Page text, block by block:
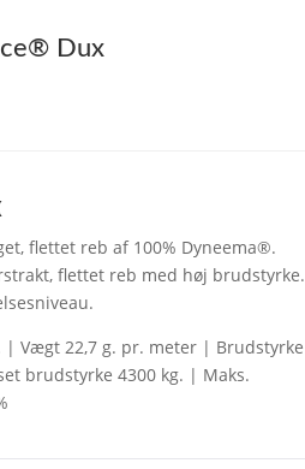
Dux
flettet reb af 100% Dyneema®.
flettet reb med høj brudstyrke.
| Vægt 22,7 g. pr. meter | Brudstyrke
brudstyrke 4300 kg. | Maks.